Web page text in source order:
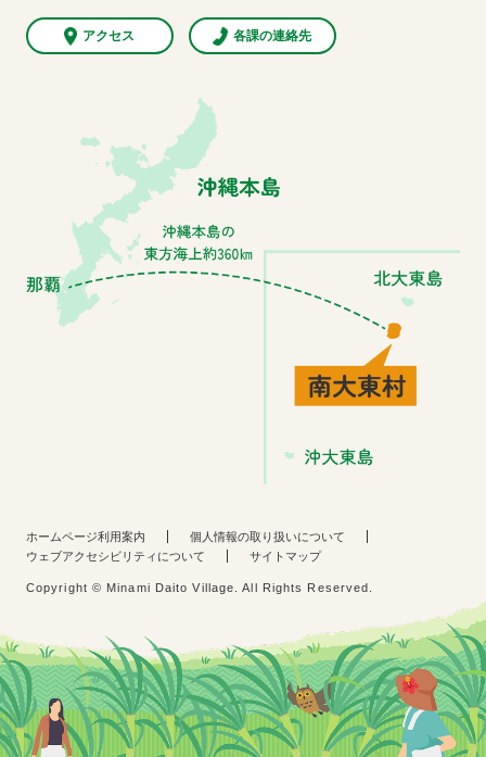
アクセス 各課の連絡先
ホームページ利用案内
個人情報の取り扱いについて
ウェブアクセシビリティについて
サイトマップ
Copyright © Minami Daito Village. All Rights Reserved.